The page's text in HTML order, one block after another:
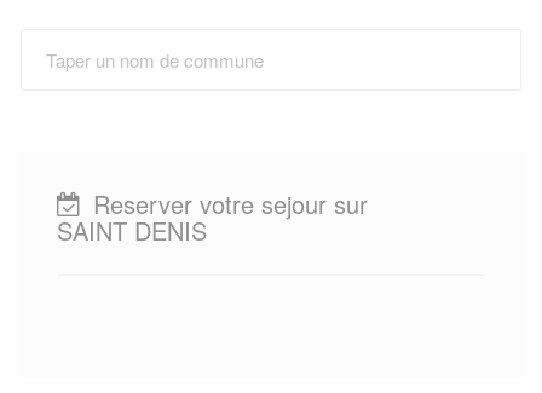
Reserver votre sejour sur
SAINT DENIS